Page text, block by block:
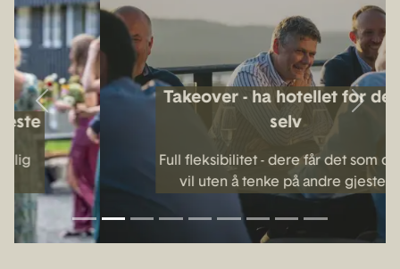
Takeover - ha hotellet for dere
Full fleksibilitet - dere får det som dere
vil uten å tenke på andre gjester.
Previous Next